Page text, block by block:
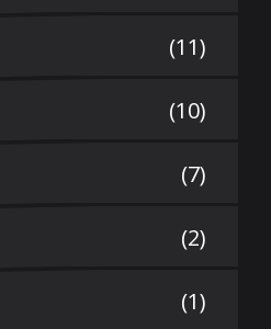
(11)
(10)
(7)
(2)
(1)